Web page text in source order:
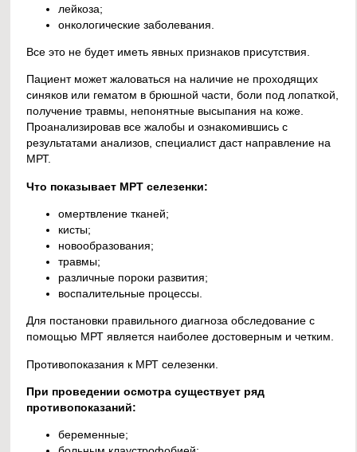
лейкоза;
онкологические заболевания.
Все это не будет иметь явных признаков присутствия.
Пациент может жаловаться на наличие не проходящих
синяков или гематом в брюшной части, боли под лопаткой,
получение травмы, непонятные высыпания на коже.
Проанализировав все жалобы и ознакомившись с
результатами анализов, специалист даст направление на
МРТ.
Что показывает МРТ селезенки:
омертвление тканей;
кисты;
новообразования;
травмы;
различные пороки развития;
воспалительные процессы.
Для постановки правильного диагноза обследование с
помощью МРТ является наиболее достоверным и четким.
Противопоказания к МРТ селезенки.
При проведении осмотра существует ряд
противопоказаний:
беременные;